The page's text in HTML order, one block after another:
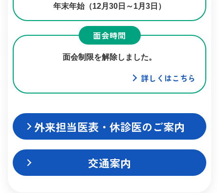
年末年始（12月30日～1月3日）
面会時間
面会制限を解除しました。
詳しくはこちら
外来担当医表・休診医のご案内
交通案内